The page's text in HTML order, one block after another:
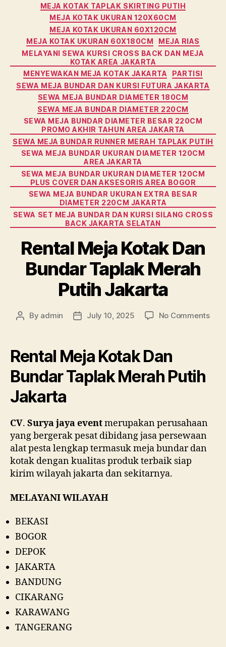
MEJA KOTAK TAPLAK SKIRTING PUTIH
MEJA KOTAK UKURAN 120X60CM
MEJA KOTAK UKURAN 60X120CM
MEJA KOTAK UKURAN 60X180CM
MEJA RIAS
MELAYANI SEWA KURSI CROSS BACK DAN MEJA
KOTAK AREA JAKARTA
MENYEWAKAN MEJA KOTAK JAKARTA
PARTISI
SEWA MEJA BUNDAR DAN KURSI FUTURA JAKARTA
SEWA MEJA BUNDAR DIAMETER 180CM
SEWA MEJA BUNDAR DIAMETER 220CM
SEWA MEJA BUNDAR DIAMETER BESAR 220CM
PROMO AKHIR TAHUN AREA JAKARTA
SEWA MEJA BUNDAR RUNNER MERAH TAPLAK PUTIH
SEWA MEJA BUNDAR UKURAN DIAMETER 120CM
AREA JAKARTA
SEWA MEJA BUNDAR UKURAN DIAMETER 120CM
PLUS COVER DAN AKSESORIS AREA BOGOR
SEWA MEJA BUNDAR UKURAN EXTRA BESAR
DIAMETER 220CM JAKARTA
SEWA SET MEJA BUNDAR DAN KURSI SILANG CROSS
BACK JAKARTA SELATAN
Rental Meja Kotak Dan
Bundar Taplak Merah
Putih Jakarta
Post
By admin
PostJuly 10, 2025 No Commentson
Rental Meja Kotak Dan
Bundar Taplak Merah Putih
Jakarta
CV. Surya jaya eventmerupakan perusahaan
yang bergerak pesat dibidang jasa persewaan
alat pesta lengkap termasuk meja bundar dan
kotak dengan kualitas produk terbaik siap
kirim wilayah jakarta dan sekitarnya.
MELAYANI WILAYAH
BEKASI
BOGOR
DEPOK
JAKARTA
BANDUNG
CIKARANG
KARAWANG
TANGERANG